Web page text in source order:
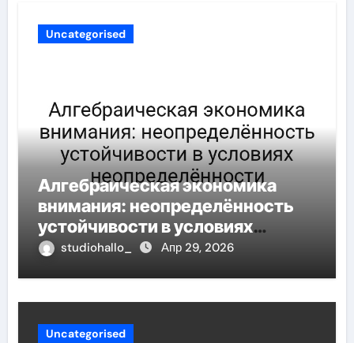
Uncategorised
Алгебраическая экономика
внимания: неопределённость
устойчивости в условиях
неопределённости
studiohallo_ Апр 29, 2026
Uncategorised